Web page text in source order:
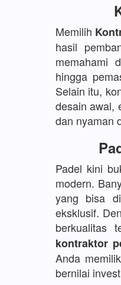
Memilih
hasil
memahami
hingga
Selain itu,
desain awal,
dan nyaman
Padel kini
modern.
yang bisa
eksklusif.
berkualitas
kontraktor
Anda
bernilai